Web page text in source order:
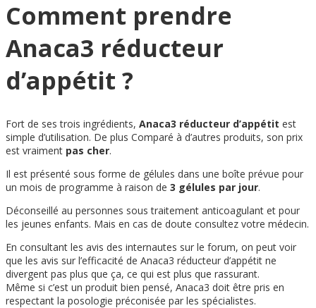
Comment prendre
Anaca3 réducteur
d’appétit ?
Fort de ses trois ingrédients, Anaca3 réducteur d’appétit est
simple d’utilisation. De plus Comparé à d’autres produits, son prix
est vraiment pas cher.
Il est présenté sous forme de gélules dans une boîte prévue pour
un mois de programme à raison de 3 gélules par jour.
Déconseillé au personnes sous traitement anticoagulant et pour
les jeunes enfants. Mais en cas de doute consultez votre médecin.
En consultant les avis des internautes sur le forum, on peut voir
que les avis sur l’efficacité de Anaca3 réducteur d’appétit ne
divergent pas plus que ça, ce qui est plus que rassurant.
Même si c’est un produit bien pensé, Anaca3 doit être pris en
respectant la posologie préconisée par les spécialistes.